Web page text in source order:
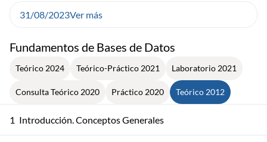
Fundamentos de Bases de Datos
Teórico 2024 Teórico-Práctico 2021 Laboratorio 2021
Consulta Teórico 2020 Práctico 2020 Teórico 2012
1 Introducción. Conceptos Generales
31/08/2023Ver más